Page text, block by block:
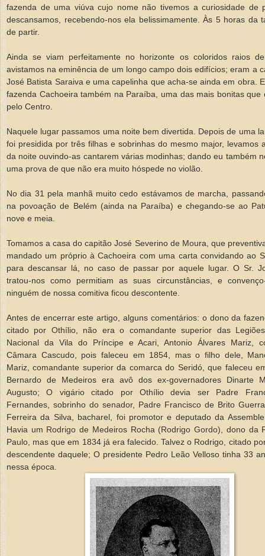
fazenda de uma viúva cujo nome não tivemos a curiosidade de
descansamos, recebendo-nos ela belissimamente. Às 5 horas da
de partir.
Ainda se viam perfeitamente no horizonte os coloridos raios
avistamos na eminência de um longo campo dois edifícios; eram a
José Batista Saraiva e uma capelinha que acha-se ainda em obra.
fazenda Cachoeira também na Paraíba, uma das mais bonitas que
pelo Centro.
Naquele lugar passamos uma noite bem divertida. Depois de uma
foi presidida por três filhas e sobrinhas do mesmo major, levamos
da noite ouvindo-as cantarem várias modinhas; dando eu também
uma prova de que não era muito hóspede no violão.
No dia 31 pela manhã muito cedo estávamos de marcha,
na povoação de Belém (ainda na Paraíba) e chegando-se ao
nove e meia.
Tomamos a casa do capitão José Severino de Moura, que
mandado um próprio à Cachoeira com uma carta convidando ao
para descansar lá, no caso de passar por aquele lugar. O Sr.
tratou-nos como permitiam as suas circunstâncias, e
ninguém de nossa comitiva ficou descontente.
Antes de encerrar este artigo, alguns comentários: o dono da
citado por Othílio, não era o comandante superior das
Nacional da Vila do Príncipe e Acari, Antonio Álvares Mariz,
Câmara Cascudo, pois faleceu em 1854, mas o filho dele,
Mariz, comandante superior da comarca do Seridó, que faleceu
Bernardo de Medeiros era avô dos ex-governadores Dinarte
Augusto; O vigário citado por Othílio devia ser Padre
Fernandes, sobrinho do senador, Padre Francisco de Brito
Ferreira da Silva, bacharel, foi promotor e deputado da
Havia um Rodrigo de Medeiros Rocha (Rodrigo Gordo), dono da
Paulo, mas que em 1834 já era falecido. Talvez o Rodrigo, citado
descendente daquele; O presidente Pedro Leão Velloso tinha 33
nessa época.